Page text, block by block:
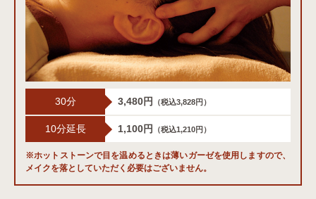
30分 3,480円 （税込3,828円）
10分延長 1,100円 （税込1,210円）
※ホットストーンで目を温めるときは薄いガーゼを使用しますので、
メイクを落としていただく必要はございません。